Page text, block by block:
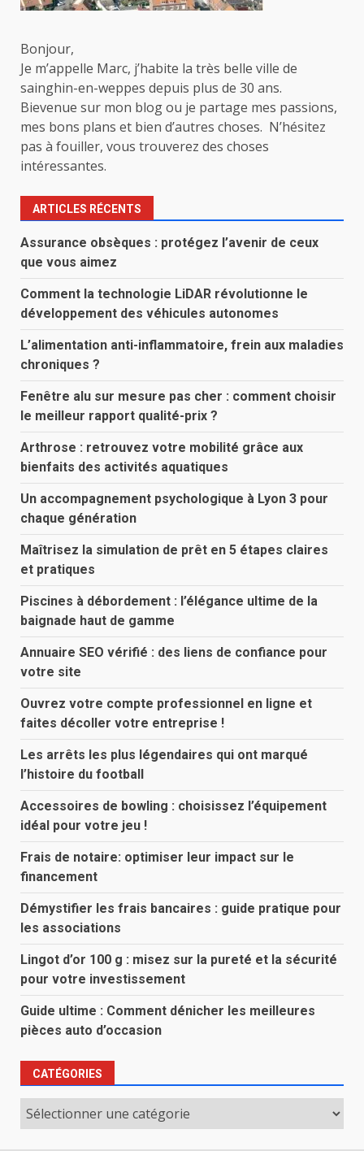
Bonjour,
Je m’appelle Marc, j’habite la très belle ville de
sainghin-en-weppes depuis plus de 30 ans.
Bievenue sur mon blog ou je partage mes passions,
mes bons plans et bien d’autres choses. N’hésitez
pas à fouiller, vous trouverez des choses
intéressantes.
ARTICLES RÉCENTS
Assurance obsèques : protégez l’avenir de ceux
que vous aimez
Comment la technologie LiDAR révolutionne le
développement des véhicules autonomes
L’alimentation anti-inflammatoire, frein aux maladies
chroniques ?
Fenêtre alu sur mesure pas cher : comment choisir
le meilleur rapport qualité-prix ?
Arthrose : retrouvez votre mobilité grâce aux
bienfaits des activités aquatiques
Un accompagnement psychologique à Lyon 3 pour
chaque génération
Maîtrisez la simulation de prêt en 5 étapes claires
et pratiques
Piscines à débordement : l’élégance ultime de la
baignade haut de gamme
Annuaire SEO vérifié : des liens de confiance pour
votre site
Ouvrez votre compte professionnel en ligne et
faites décoller votre entreprise !
Les arrêts les plus légendaires qui ont marqué
l’histoire du football
Accessoires de bowling : choisissez l’équipement
idéal pour votre jeu !
Frais de notaire: optimiser leur impact sur le
financement
Démystifier les frais bancaires : guide pratique pour
les associations
Lingot d’or 100 g : misez sur la pureté et la sécurité
pour votre investissement
Guide ultime : Comment dénicher les meilleures
pièces auto d’occasion
CATÉGORIES
Catégories